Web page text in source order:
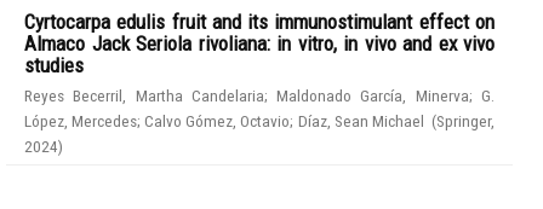
Cyrtocarpa edulis fruit and its immunostimulant effect on
Almaco Jack Seriola rivoliana: in vitro, in vivo and ex vivo
studies
Reyes Becerril, Martha Candelaria;Maldonado García, Minerva;G.
López, Mercedes;Calvo Gómez, Octavio; Díaz, Sean Michael (Springer,
2024)